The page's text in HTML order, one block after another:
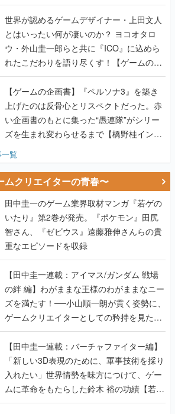
世界が認めるゲームデザイナー・上田文人
とはいったい何が凄いのか？ ヨコオタロ
ウ・外山圭一郎らと共に『ICO』に込めら
れたこだわりを語り尽くす！【ゲームの企
画書】
【ゲームの企画書】『ペルソナ3』を築き
上げたのは反骨心とリスペクトだった。赤
い企画書のもとに集った“愚連隊”がシリー
ズを生まれ変わらせるまで【橋野桂インタ
ビュー】
覧
ムクリエイターの青春〜
田中圭一のゲーム業界取材マンガ『若ゲの
いたり』第2巻が発売。『ポケモン』田尻
智さん、『ゼビウス』遠藤雅伸さんらの貴
重なエピソードを収録
【田中圭一連載：アイマス/ガンダム 戦場
の絆 編】わがままな王様のわがままなニー
ズを満たす！──小山順一朗が貫く姿勢に、
ゲームクリエイターとしての矜持を見た
【若ゲのいたり最終回】
【田中圭一連載：バーチャファイター編】
「新しい3D表現のために、軍事技術を採り
入れたい」世界情勢を味方につけて、ゲー
ムに革命をもたらした鈴木 裕の功績【若ゲ
のいたり】